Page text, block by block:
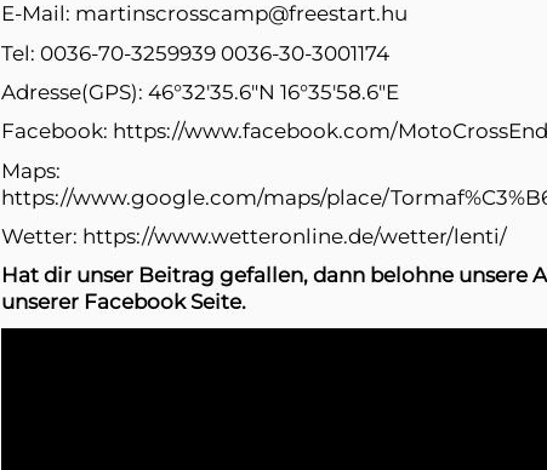
E-Mail: martinscrosscamp@freestart.hu
Tel: 0036-70-3259939 0036-30-3001174
Adresse(GPS): 46°32'35.6"N 16°35'58.6"E
Facebook: https://www.facebook.com/
Maps:
https://www.google.com/maps/place/
Wetter: https://www.wetteronline.de/wetter/lenti/
Hat dir unser Beitrag gefallen, dann belohne unsere
unserer Facebook Seite.